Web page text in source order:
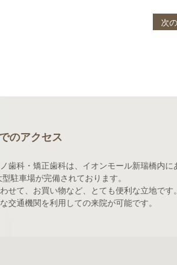
次
のアクセス
歯科・矯正歯科は、イオンモール新瑞橋内に
駐車場が完備されております。
せて、お買い物など、とても便利な立地です。
交通機関を利用しての来院が可能です。